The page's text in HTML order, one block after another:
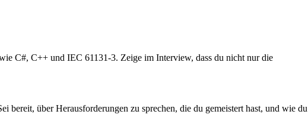
C#, C++ und IEC 61131-3. Zeige im Interview, dass du nicht nur die
bereit, über Herausforderungen zu sprechen, die du gemeistert hast, und wie du